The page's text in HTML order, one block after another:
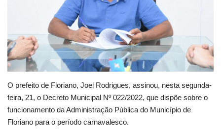
O prefeito de Floriano, Joel Rodrigues, assinou, nesta segunda-
feira, 21, o Decreto Municipal Nº 022/2022, que dispõe sobre o
funcionamento da Administração Pública do Município de
Floriano para o período carnavalesco.